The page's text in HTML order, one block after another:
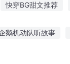
快穿BG甜文推荐
鹅机动队听故事